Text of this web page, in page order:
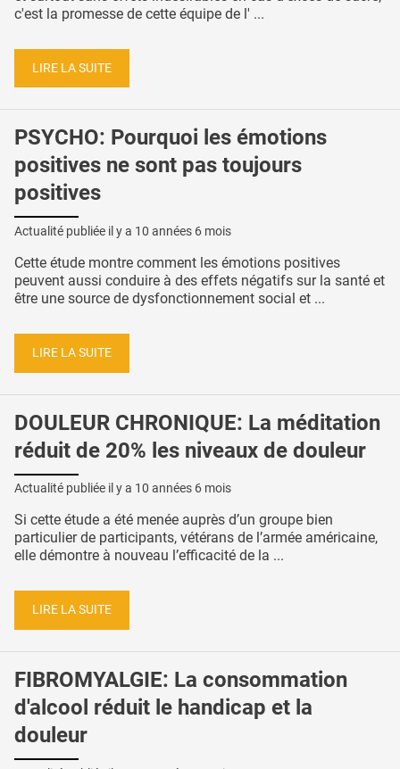
c'est la promesse de cette équipe de l' ...
LIRE LA SUITE
PSYCHO: Pourquoi les émotions
positives ne sont pas toujours
positives
Actualité publiée il y a 10 années 6 mois
Cette étude montre comment les émotions positives
peuvent aussi conduire à des effets négatifs sur la santé et
être une source de dysfonctionnement social et ...
LIRE LA SUITE
DOULEUR CHRONIQUE: La méditation
réduit de 20% les niveaux de douleur
Actualité publiée il y a 10 années 6 mois
Si cette étude a été menée auprès d’un groupe bien
particulier de participants, vétérans de l’armée américaine,
elle démontre à nouveau l’efficacité de la ...
LIRE LA SUITE
FIBROMYALGIE: La consommation
d'alcool réduit le handicap et la
douleur